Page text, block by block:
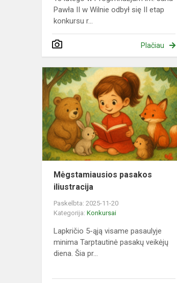
Pawła II w Wilnie odbył się II etap
konkursu r...
Plačiau
Mėgstamiausios pasakos
iliustracija
Paskelbta: 2025-11-20
Kategorija: Konkursai
Lapkričio 5-ąją visame pasaulyje
minima Tarptautinė pasakų veikėjų
diena. Šia pr...